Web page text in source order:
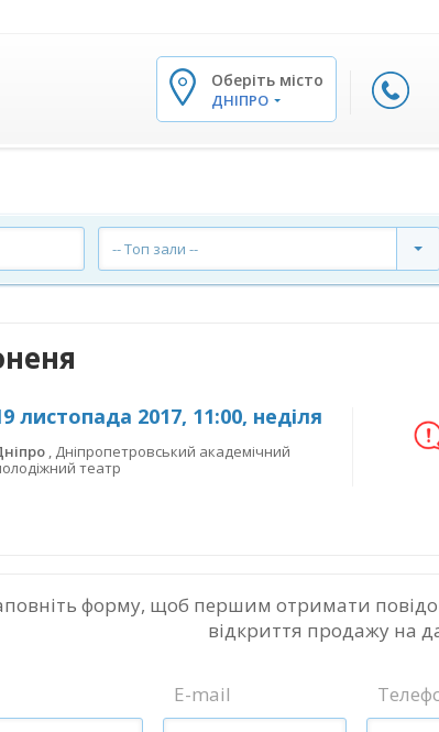
Оберіть місто
ДНІПРО
-- Топ зали --
листопада 2017, 11:00, неділя
Дніпропетровський академічний
театр
форму, щоб першим отримати
відкриття продажу на
E-mail